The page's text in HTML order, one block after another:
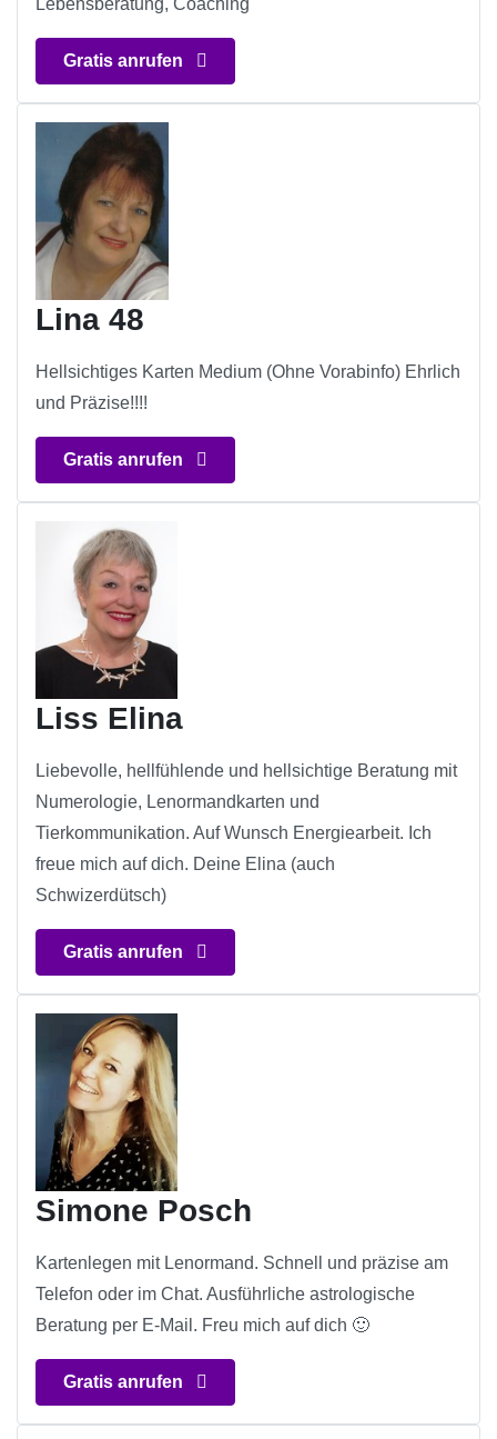
Lebensberatung, Coaching
Gratis anrufen
Lina 48
Hellsichtiges Karten Medium (Ohne Vorabinfo) Ehrlich
und Präzise!!!!
Gratis anrufen
Liss Elina
Liebevolle, hellfühlende und hellsichtige Beratung mit
Numerologie, Lenormandkarten und
Tierkommunikation. Auf Wunsch Energiearbeit. Ich
freue mich auf dich. Deine Elina (auch
Schwizerdütsch)
Gratis anrufen
Simone Posch
Kartenlegen mit Lenormand. Schnell und präzise am
Telefon oder im Chat. Ausführliche astrologische
Beratung per E-Mail. Freu mich auf dich 🙂
Gratis anrufen